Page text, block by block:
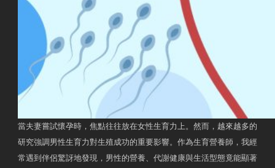
當夫妻嘗試懷孕時，焦點往往放在女性生育力上。然而，越來越多的
研究強調男性生育力對生殖成功的重要影響。作為生育營養師，我經
常遇到伴侶驚訝地發現，男性的營養、代謝健康與生活型態竟能顯著